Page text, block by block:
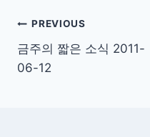
글
탐
PREVIOUS
금주의 짧은 소식 2011-
06-12